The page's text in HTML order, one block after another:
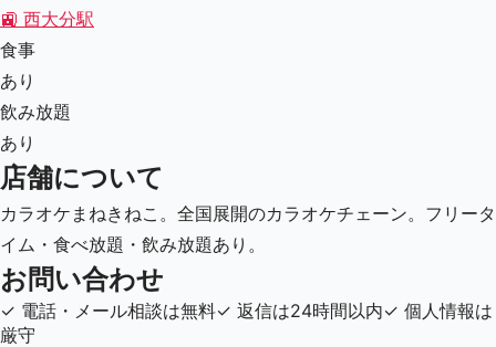
🚉 西大分駅
食事
あり
飲み放題
あり
店舗について
カラオケまねきねこ。全国展開のカラオケチェーン。フリータ
イム・食べ放題・飲み放題あり。
お問い合わせ
✓ 電話・メール相談は無料✓ 返信は24時間以内✓ 個人情報は
厳守